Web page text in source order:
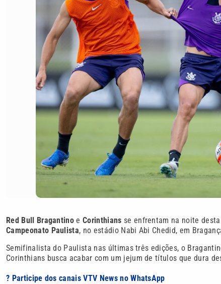
Red Bull Bragantino eCorinthians se enfrentam na noite
Campeonato Paulista, no estádio Nabi Abi Chedid, em
Semifinalista do Paulista nas últimas três edições, o
Corinthians busca acabar com um jejum de títulos que dura
? Participe dos canais VTV News no WhatsApp